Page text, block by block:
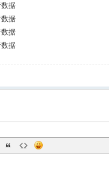
据
据
据
据